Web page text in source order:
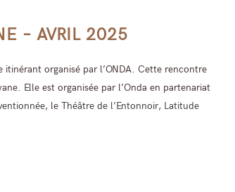
– AVRIL 2025
itinérant organisé par l’ONDA. Cette rencontre
Elle est organisée par l’Onda en partenariat
, le Théâtre de l’Entonnoir, Latitude